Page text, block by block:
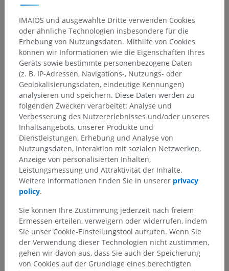
IMAIOS und ausgewählte Dritte verwenden Cookies
oder ähnliche Technologien insbesondere für die
Erhebung von Nutzungsdaten. Mithilfe von Cookies
können wir Informationen wie die Eigenschaften Ihres
Geräts sowie bestimmte personenbezogene Daten
(z. B. IP-Adressen, Navigations-, Nutzungs- oder
Geolokalisierungsdaten, eindeutige Kennungen)
analysieren und speichern. Diese Daten werden zu
folgenden Zwecken verarbeitet: Analyse und
Verbesserung des Nutzererlebnisses und/oder unseres
Inhaltsangebots, unserer Produkte und
Dienstleistungen, Erhebung und Analyse von
Nutzungsdaten, Interaktion mit sozialen Netzwerken,
Anzeige von personalisierten Inhalten,
Leistungsmessung und Attraktivität der Inhalte.
Weitere Informationen finden Sie in unserer privacy
policy.
Sie können Ihre Zustimmung jederzeit nach freiem
Ermessen erteilen, verweigern oder widerrufen, indem
Sie unser Cookie-Einstellungstool aufrufen. Wenn Sie
der Verwendung dieser Technologien nicht zustimmen,
gehen wir davon aus, dass Sie auch der Speicherung
von Cookies auf der Grundlage eines berechtigten